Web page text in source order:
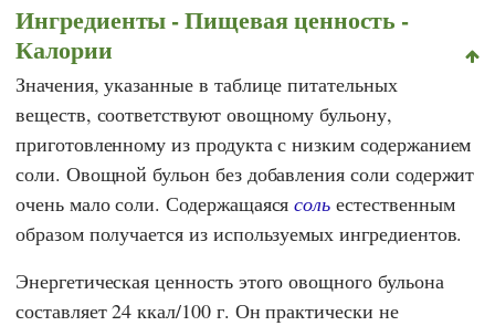
Ингредиенты - Пищевая ценность -
Калории
Значения, указанные в таблице питательных
веществ, соответствуют овощному бульону,
приготовленному из продукта с низким содержанием
соли. Овощной бульон без добавления соли содержит
очень мало соли. Содержащаясясоль естественным
образом получается из используемых ингредиентов.
Энергетическая ценность этого овощного бульона
составляет 24 ккал/100 г. Он практически не